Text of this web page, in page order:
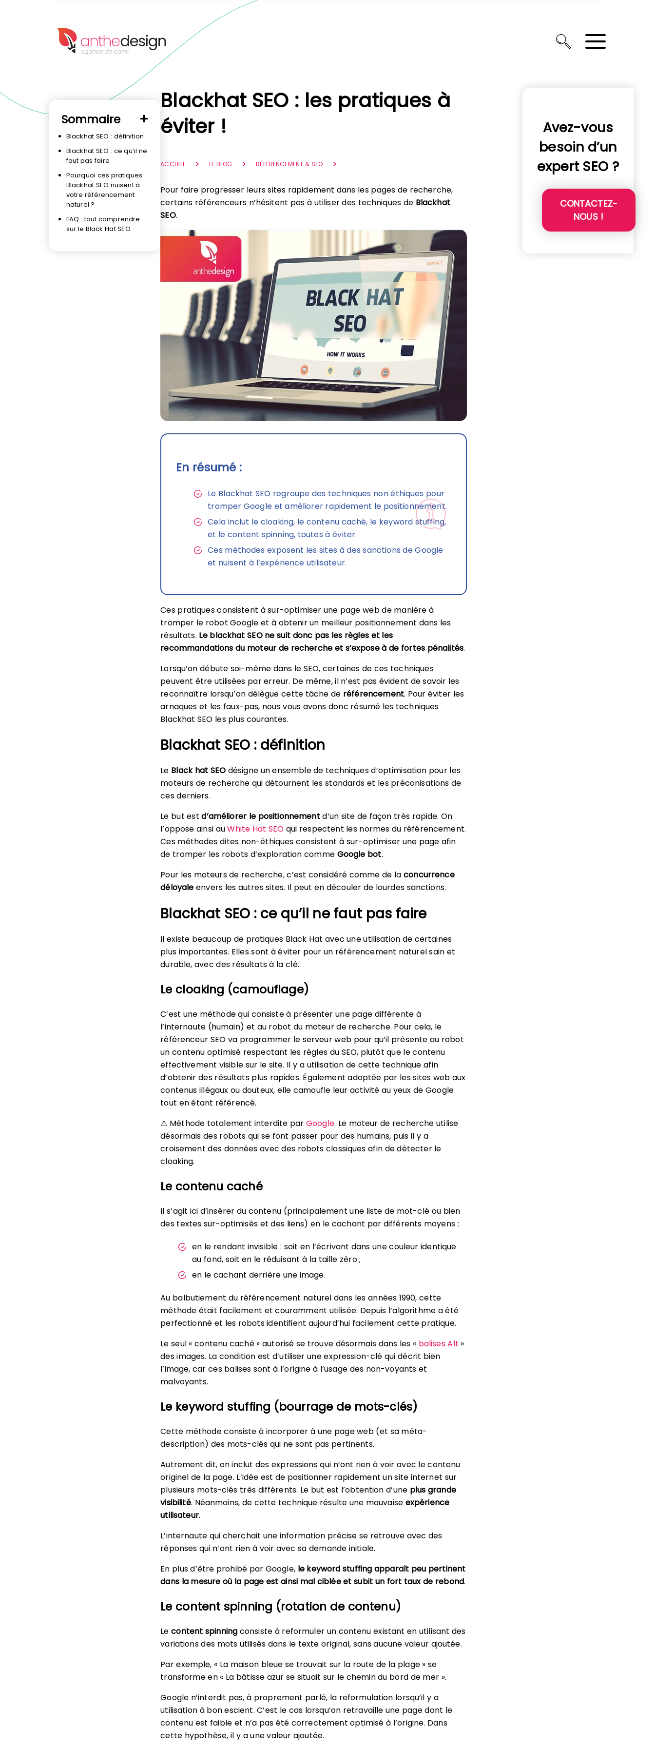
Sommaire
Blackhat SEO : définition
Blackhat SEO : ce qu’il ne
faut pas faire
Pourquoi ces pratiques
Blackhat SEO nuisent à
votre référencement
naturel ?
FAQ : tout comprendre
sur le Black Hat SEO
Blackhat SEO : les pratiques à
éviter !
ACCUEIL LE BLOG RÉFÉRENCEMENT & SEO
Pour faire progresser leurs sites rapidement dans les pages de recherche,
certains référenceurs n’hésitent pas à utiliser des techniques de Blackhat
SEO.
En résumé :
Le Blackhat SEO regroupe des techniques non éthiques pour
tromper Google et améliorer rapidement le positionnement.
Cela inclut le cloaking, le contenu caché, le keyword stuffing,
et le content spinning, toutes à éviter.
Ces méthodes exposent les sites à des sanctions de Google
et nuisent à l’expérience utilisateur.
Ces pratiques consistent à sur-optimiser une page web de manière à
tromper le robot Google et à obtenir un meilleur positionnement dans les
résultats. Le blackhat SEO ne suit donc pas les règles et les
recommandations du moteur de recherche et s’expose à de fortes pénalités.
Lorsqu’on débute soi-même dans le SEO, certaines de ces techniques
peuvent être utilisées par erreur. De même, il n’est pas évident de savoir les
reconnaître lorsqu’on délègue cette tâche de référencement. Pour éviter les
arnaques et les faux-pas, nous vous avons donc résumé les techniques
Blackhat SEO les plus courantes.
Blackhat SEO : définition
Le Black hat SEO désigne un ensemble de techniques d’optimisation pour les
moteurs de recherche qui détournent les standards et les préconisations de
ces derniers.
Le but estd’améliorer le positionnementd’un site de façon très rapide. On
l’oppose ainsi auWhite Hat SEO qui respectent les normes du référencement.
Ces méthodes dites non-éthiques consistent à sur-optimiser une page afin
de tromper les robots d’exploration comme Google bot.
Pour les moteurs de recherche, c’est considéré comme de laconcurrence
déloyale envers les autres sites. Il peut en découler de lourdes sanctions.
Blackhat SEO : ce qu’il ne faut pas faire
Il existe beaucoup de pratiques Black Hat avec une utilisation de certaines
plus importantes. Elles sont à éviter pour un référencement naturel sain et
durable, avec des résultats à la clé.
Le cloaking (camouflage)
C’est une méthode qui consiste à présenter une page différente à
l’internaute (humain) et au robot du moteur de recherche. Pour cela, le
référenceur SEO va programmer le serveur web pour qu’il présente au robot
un contenu optimisé respectant les règles du SEO, plutôt que le contenu
effectivement visible sur le site. Il y a utilisation de cette technique afin
d’obtenir des résultats plus rapides. Également adoptée par les sites web aux
contenus illégaux ou douteux, elle camoufle leur activité au yeux de Google
tout en étant référencé.
⚠ Méthode totalement interdite parGoogle. Le moteur de recherche utilise
désormais des robots qui se font passer pour des humains, puis il y a
croisement des données avec des robots classiques afin de détecter le
cloaking.
Le contenu caché
Il s’agit ici d’insérer du contenu (principalement une liste de mot-clé ou bien
des textes sur-optimisés et des liens) en le cachant par différents moyens :
en le rendant invisible : soit en l’écrivant dans une couleur identique
au fond, soit en le réduisant à la taille zéro ;
en le cachant derrière une image.
Au balbutiement du référencement naturel dans les années 1990, cette
méthode était facilement et couramment utilisée. Depuis l’algorithme a été
perfectionné et les robots identifient aujourd’hui facilement cette pratique.
Le seul « contenu caché » autorisé se trouve désormais dans les « balises Alt »
des images. La condition est d’utiliser une expression-clé qui décrit bien
l’image, car ces balises sont à l’origine à l’usage des non-voyants et
malvoyants.
Le keyword stuffing (bourrage de mots-clés)
Cette méthode consiste à incorporer à une page web (et sa méta-
description) des mots-clés qui ne sont pas pertinents.
Autrement dit, on inclut des expressions qui n’ont rien à voir avec le contenu
originel de la page. L’idée est de positionner rapidement un site internet sur
plusieurs mots-clés très différents. Le but est l’obtention d’une plus grande
visibilité. Néanmoins, de cette technique résulte une mauvaise expérience
utilisateur.
L’internaute qui cherchait une information précise se retrouve avec des
réponses qui n’ont rien à voir avec sa demande initiale.
En plus d’être prohibé par Google, le keyword stuffing apparaît peu pertinent
dans la mesure où la page est ainsi mal ciblée et subit un fort taux de rebond.
Le content spinning (rotation de contenu)
Lecontent spinning consiste à reformuler un contenu existant en utilisant des
variations des mots utilisés dans le texte original, sans aucune valeur ajoutée.
Par exemple, « La maison bleue se trouvait sur la route de la plage » se
transforme en « La bâtisse azur se situait sur le chemin du bord de mer ».
Google n’interdit pas, à proprement parlé, la reformulation lorsqu’il y a
utilisation à bon escient. C’est le cas lorsqu’on retravaille une page dont le
contenu est faible et n’a pas été correctement optimisé à l’origine. Dans
cette hypothèse, il y a une valeur ajoutée.
Avez-vous
besoin d’un
expert SEO ?
CONTACTEZ-
NOUS !